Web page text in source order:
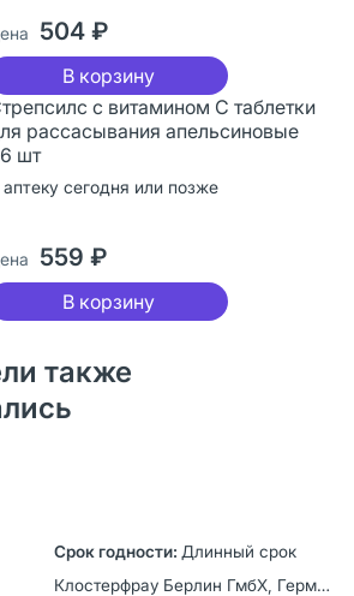
504 ₽
В корзину
с витамином С таблетки
рассасывания апельсиновые
шт
аптеку сегодня или позже
559 ₽
В корзину
также
Длинный срок
Клостерфрау Берлин ГмбХ, Германия